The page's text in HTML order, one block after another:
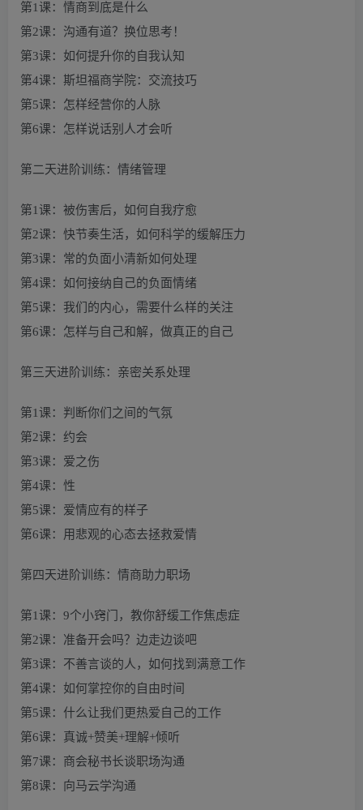
第1课：情商到底是什么
第2课：沟通有道？换位思考！
第3课：如何提升你的自我认知
第4课：斯坦福商学院：交流技巧
第5课：怎样经营你的人脉
第6课：怎样说话别人才会听
第二天进阶训练：情绪管理
第1课：被伤害后，如何自我疗愈
第2课：快节奏生活，如何科学的缓解压力
第3课：常的负面小清新如何处理
第4课：如何接纳自己的负面情绪
第5课：我们的内心，需要什么样的关注
第6课：怎样与自己和解，做真正的自己
第三天进阶训练：亲密关系处理
第1课：判断你们之间的气氛
第2课：约会
第3课：爱之伤
第4课：性
第5课：爱情应有的样子
第6课：用悲观的心态去拯救爱情
第四天进阶训练：情商助力职场
第1课：9个小窍门，教你舒缓工作焦虑症
第2课：准备开会吗？边走边谈吧
第3课：不善言谈的人，如何找到满意工作
第4课：如何掌控你的自由时间
第5课：什么让我们更热爱自己的工作
第6课：真诚+赞美+理解+倾听
第7课：商会秘书长谈职场沟通
第8课：向马云学沟通